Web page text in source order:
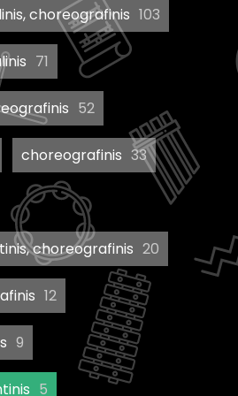
choreografinis 103
71
52
choreografinis 33
choreografinis 20
12
9
5